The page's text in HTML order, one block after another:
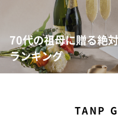
70代の祖母に贈る絶
ランキング
TANP